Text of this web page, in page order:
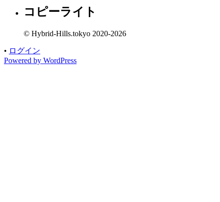
コピーライト
© Hybrid-Hills.tokyo 2020-2026
• ログイン
Powered by WordPress